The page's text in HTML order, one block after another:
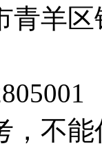
青羊
，不